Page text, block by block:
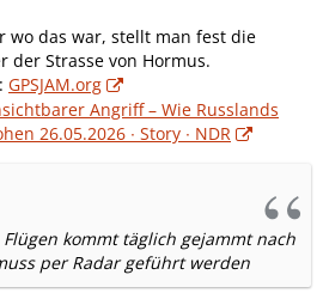
wo das war, stellt man fest die
der Strasse von Hormus.
GPSJAM.org
Angriff – Wie Russlands
26.05.2026 ∙ Story ∙ NDR
kommt täglich gejammt nach
per Radar geführt werden